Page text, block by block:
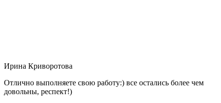
Ирина Криворотова
Отлично выполняете свою работу:) все остались более чем
довольны, респект!)